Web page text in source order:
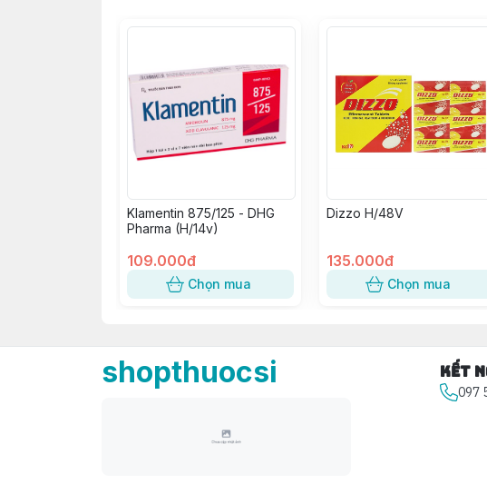
Klamentin 875/125 - DHG
Pharma (H/14v)
109.000đ
Chọn mua
Dizzo H/48V
135.000đ
Chọn mua
shopthuocsi Kết
097